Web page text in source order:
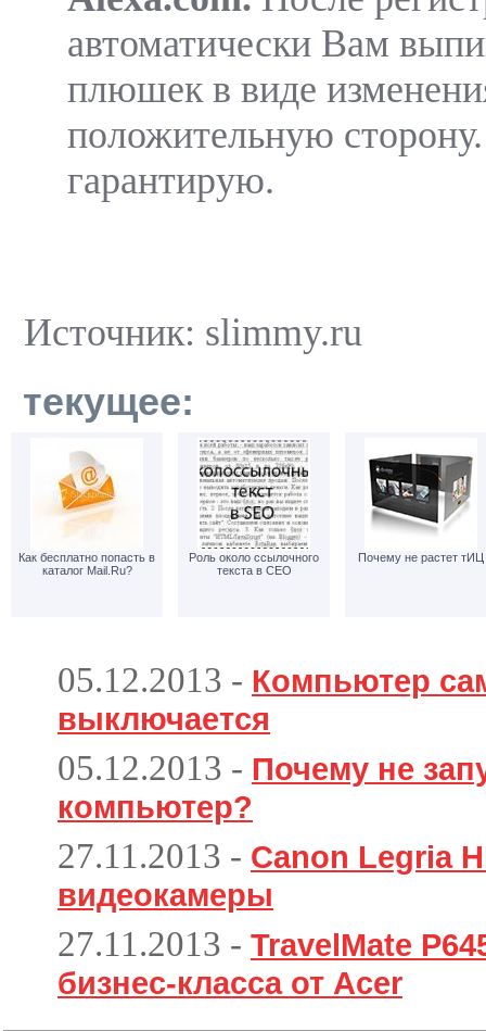
автоматически Вам
плюшек в виде
положительную
гарантирую.
Источник: slimmy.ru
текущее:
Как бесплатно попасть в
каталог Mail.Ru?
Роль около ссылочного
текста в СЕО
Почему не растет тИЦ
05.12.2013 - Компьютер
выключается
05.12.2013 - Почему не
компьютер?
27.11.2013 - Canon Legria
видеокамеры
27.11.2013 - TravelMate
бизнес-класса от Acer